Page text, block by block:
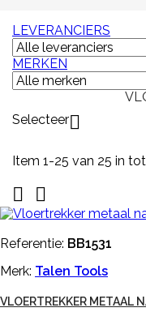
LEVERANCIERS
MERKEN
Selecteer
Item 1-25 van 25 in


Referentie: BB1531
Merk: Talen Tools
VLOERTREKKER METAAL